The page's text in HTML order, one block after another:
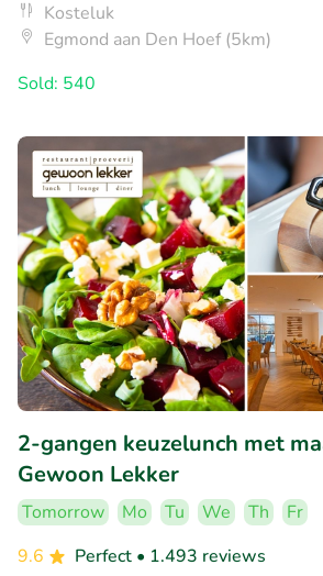
Kosteluk
Egmond aan Den Hoef (5km)
Sold: 540
2-gangen keuzelunch met
Gewoon Lekker
Tomorrow Mo Tu We Th
Fr
9.6
Perfect • 1.493 reviews